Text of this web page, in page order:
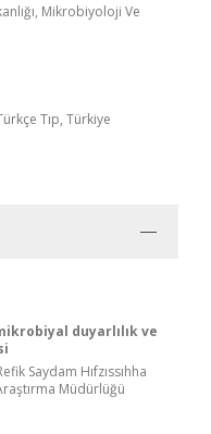
Mikrobiyoloji Ve
Tıp, Türkiye
duyarlılık ve
Saydam Hıfzıssıhha
Müdürlüğü